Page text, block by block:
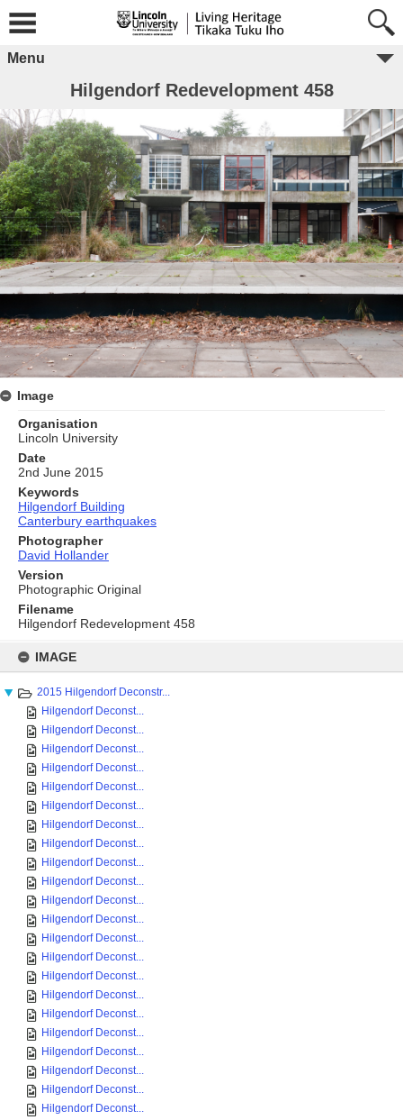
content
IMAGE
2015 Hilgendorf Deconstr...
Hilgendorf Deconst...
Hilgendorf Deconst...
Hilgendorf Deconst...
Hilgendorf Deconst...
Hilgendorf Deconst...
Hilgendorf Deconst...
Hilgendorf Deconst...
Hilgendorf Deconst...
Hilgendorf Deconst...
Hilgendorf Deconst...
Hilgendorf Deconst...
Hilgendorf Deconst...
Hilgendorf Deconst...
Hilgendorf Deconst...
Hilgendorf Deconst...
Hilgendorf Deconst...
Hilgendorf Deconst...
Hilgendorf Deconst...
Hilgendorf Deconst...
Hilgendorf Deconst...
Hilgendorf Deconst...
Hilgendorf Deconst...
Menu
Hilgendorf Redevelopment 458
Image
Organisation
Lincoln University
Date
2nd June 2015
Keywords
Hilgendorf Building
Canterbury earthquakes
Photographer
David Hollander
Version
Photographic Original
Filename
Hilgendorf Redevelopment 458